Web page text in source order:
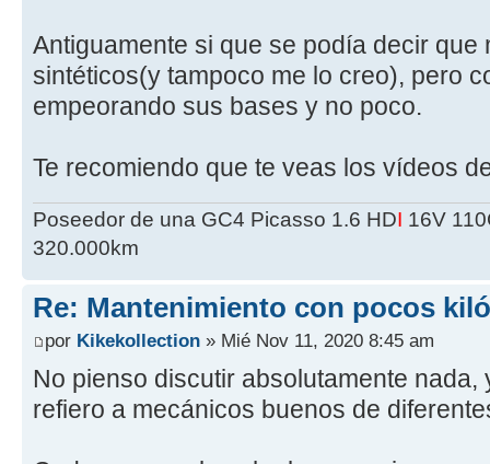
Antiguamente si que se podía decir que
sintéticos(y tampoco me lo creo), pero
empeorando sus bases y no poco.
Te recomiendo que te veas los vídeos
Poseedor de una GC4 Picasso 1.6 HDI 16V
320.000km
Re: Mantenimiento con pocos
por Kikekollection » Mié Nov 11, 2020 8:45 am
No pienso discutir absolutamente
refiero a mecánicos buenos de